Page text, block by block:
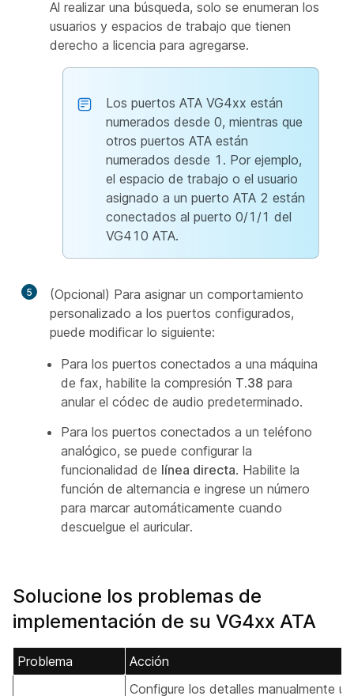
Al realizar una búsqueda, solo se enumeran los
usuarios y espacios de trabajo que tienen
derecho a licencia para agregarse.
Los puertos ATA VG4xx están
numerados desde 0, mientras que
otros puertos ATA están
numerados desde 1. Por ejemplo,
el espacio de trabajo o el usuario
asignado a un puerto ATA 2 están
conectados al puerto 0/1/1 del
VG410 ATA.
5
(Opcional) Para asignar un comportamiento
personalizado a los puertos configurados,
puede modificar lo siguiente:
Para los puertos conectados a una máquina
de fax, habilite la compresión T.38 para
anular el códec de audio predeterminado.
Para los puertos conectados a un teléfono
analógico, se puede configurar la
funcionalidad de línea directa. Habilite la
función de alternancia e ingrese un número
para marcar automáticamente cuando
descuelgue el auricular.
Solucione los problemas de
implementación de su VG4xx ATA
Problema Acción
Configure los detalles manualmente